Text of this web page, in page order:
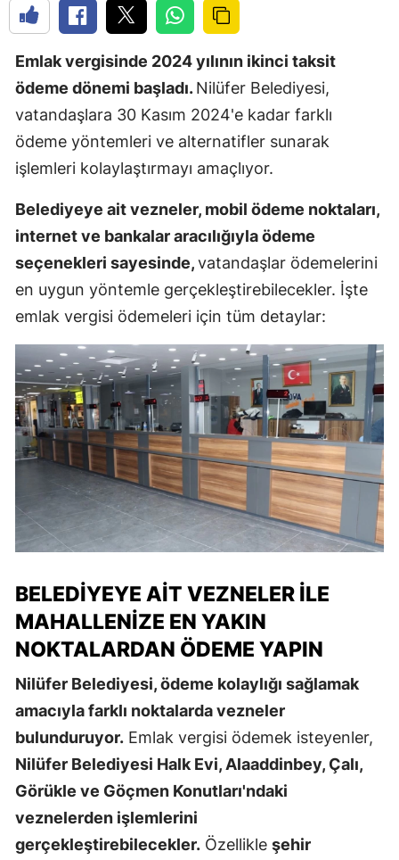
Emlak vergisinde 2024 yılının ikinci taksit
ödeme dönemi başladı.Nilüfer Belediyesi,
vatandaşlara 30 Kasım 2024'e kadar farklı
ödeme yöntemleri ve alternatifler sunarak
işlemleri kolaylaştırmayı amaçlıyor.
Belediyeye ait vezneler, mobil ödeme noktaları,
internet ve bankalar aracılığıyla ödeme
seçenekleri sayesinde,vatandaşlar ödemelerini
en uygun yöntemle gerçekleştirebilecekler. İşte
emlak vergisi ödemeleri için tüm detaylar:
BELEDIYEYE AIT VEZNELER ILE
MAHALLENIZE EN YAKIN
NOKTALARDAN ÖDEME YAPIN
Nilüfer Belediyesi, ödeme kolaylığı sağlamak
amacıyla farklı noktalarda vezneler
bulunduruyor. Emlak vergisi ödemek isteyenler,
Nilüfer Belediyesi Halk Evi, Alaaddinbey, Çalı,
Görükle ve Göçmen Konutları'ndaki
veznelerden işlemlerini
gerçekleştirebilecekler. Özellikle şehir